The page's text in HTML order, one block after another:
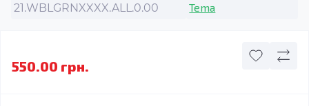
21.WBLGRNXXXX.ALL.0.00
Tema
550.00 грн.